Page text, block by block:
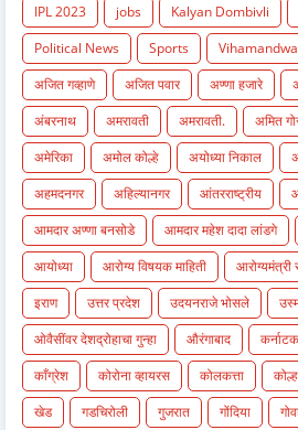
IPL 2023
jobs Kalyan Dombivli
Political News
Sports Vihamandwa
अजित गव्हाणे
अजित पवार अण्णा हजारे
अंबरनाथ
अमरावती अमरावती. अमित
अमेरिका
अमोल कोल्हे अयोध्या निकाल
अहमदनगर
अहिल्यानगर आंतरराष्ट्रीय
आमदार अण्णा बनसोडे
आमदार महेश दादा लांडगे
आयोध्या
आरोग्य विषयक माहिती आरोग्यमंत्री
इराण
उत्तर प्रदेश उदयनराजे भोसले
ओवैसींवर देशद्रोहाचा गुन्हा
औरंगाबाद कर्नाटक
काँग्रेश
कोरोना व्हायरस कोलकत्ता
खेड
गडचिरोली गुजरात गोंदिया